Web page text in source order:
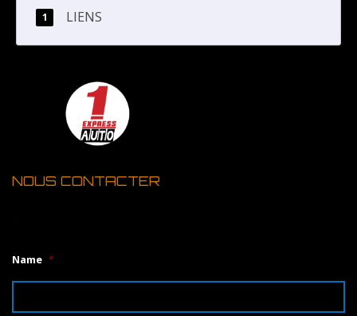
LIENS
NOUS CONTACTER
Name *